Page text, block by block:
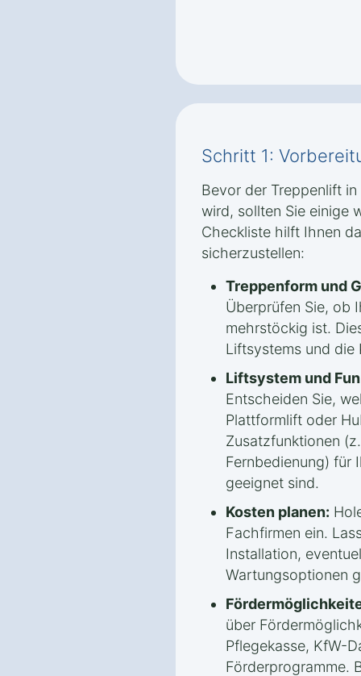
Schritt 1:
Bevor der Treppenlift
wird, sollten Sie einige
Checkliste hilft Ihnen
sicherzustellen:
Treppenform und
Überprüfen Sie, ob
mehrstöckig ist.
Liftsystems und die
Liftsystem und
Entscheiden Sie,
Plattformlift oder
Zusatzfunktionen
Fernbedienung) für
geeignet sind.
Kosten planen:
Fachfirmen ein.
Installation,
Wartungsoptionen
über
Pflegekasse, KfW-
Förderprogramme.